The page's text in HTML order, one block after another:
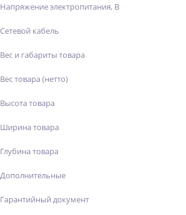
Напряжение электропитания, В
Сетевой кабель
Вес и габариты товара
Вес товара (нетто)
Высота товара
Ширина товара
Глубина товара
Дополнительные
Гарантийный документ